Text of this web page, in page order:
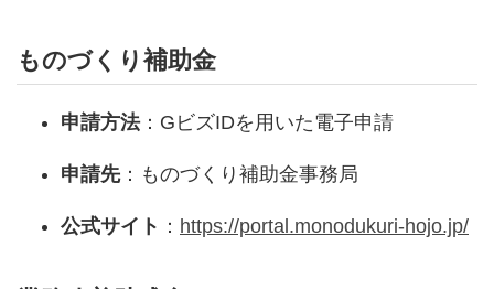
ものづくり補助金
申請方法：GビズIDを用いた電子申請
申請先：ものづくり補助金事務局
公式サイト ： https://portal.monodukuri-hojo.jp/